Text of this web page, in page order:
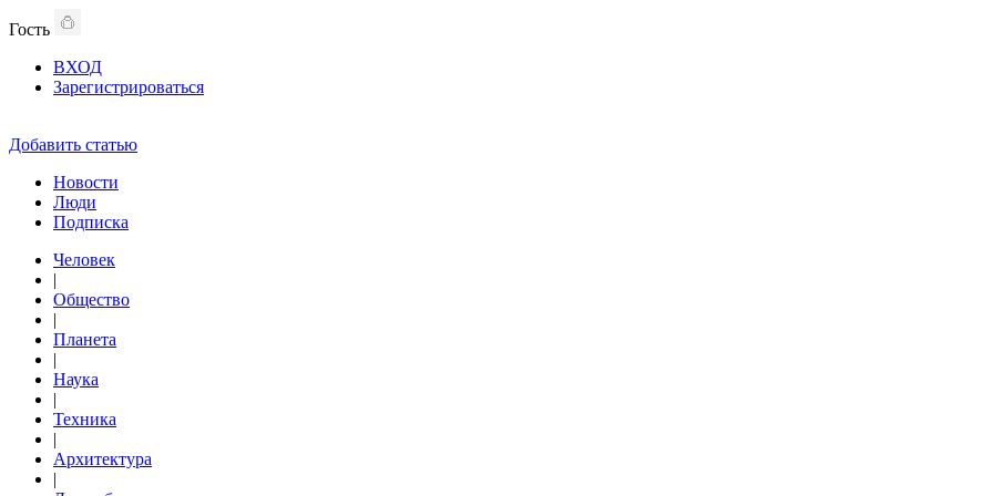
Гость
ВХОД
Зарегистрироваться
Добавить статью
Новости
Люди
Подписка
Человек
|
Общество
|
Планета
|
Наука
|
Техника
|
Архитектура
|